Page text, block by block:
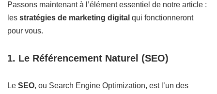
Passons maintenant à l’élément essentiel de notre article :
les stratégies de marketing digital qui fonctionneront
pour vous.
1. Le Référencement Naturel (SEO)
Le SEO, ou Search Engine Optimization, est l’un des